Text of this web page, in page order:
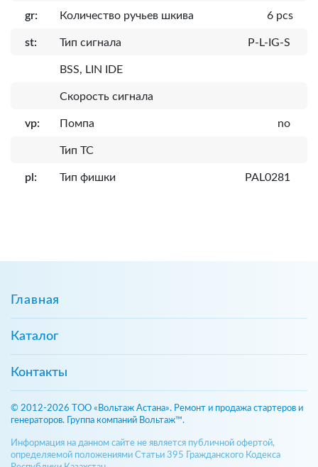
gr: Количество ручьев шкива 6 pcs
st: Тип сигнала P-L-IG-S
BSS, LIN IDE
Скорость сигнала
vp: Помпа no
Тип ТС
pl: Тип фишки PAL0281
Главная
Каталог
Контакты
© 2012-2026 ТОО «Вольтаж Астана». Ремонт и продажа стартеров и
генераторов. Группа компаний Вольтаж™.
Информация на данном сайте не является публичной офертой,
определяемой положениями Статьи 395 Гражданского Кодекса